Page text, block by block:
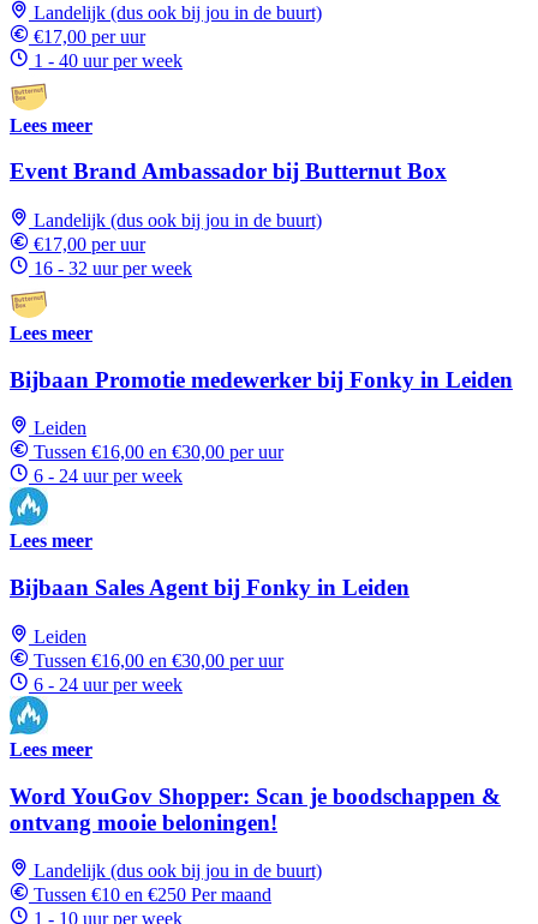
Landelijk (dus ook bij jou in de buurt)
€17,00 per uur
1 - 40 uur per week
Lees meer
Event Brand Ambassador bij Butternut Box
Landelijk (dus ook bij jou in de buurt)
€17,00 per uur
16 - 32 uur per week
Lees meer
Bijbaan Promotie medewerker bij Fonky in Leiden
Leiden
Tussen €16,00 en €30,00 per uur
6 - 24 uur per week
Lees meer
Bijbaan Sales Agent bij Fonky in Leiden
Leiden
Tussen €16,00 en €30,00 per uur
6 - 24 uur per week
Lees meer
Word YouGov Shopper: Scan je boodschappen &
ontvang mooie beloningen!
Landelijk (dus ook bij jou in de buurt)
Tussen €10 en €250 Per maand
1 - 10 uur per week